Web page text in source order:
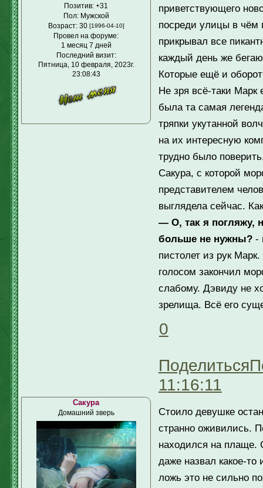
Позитив: +31
Пол:Мужской
Возраст:30 [1996-04-10]
Провел на форуме:
1 месяц 7 дней
Последний визит:
Пятница, 10 февраля, 2023г.
23:08:43
приветствующего
посреди улицы в чём
прикрывал все
каждый день же
Которые ещё и
Не зря всё-таки Марк
была та самая
тряпки укутанной
на их интересную
трудно было
Сакура, с которой
представителем
выглядела сейчас.
— О, так я погляжу,
больше не нужны?-
пистолет из рук
голосом закончил
слабому. Дэвиду не
зрелища. Всё его
0
Поделиться
11:16:11
Сакура
Домашний зверь
Стоило девушке
странно оживились.
находился на плаще.
даже назвал какое-
ложь это не сильно